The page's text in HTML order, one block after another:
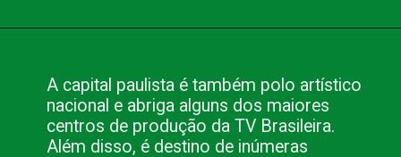
A capital paulista é também polo artístico
nacional e abriga alguns dos maiores
centros de produção da TV Brasileira.
Além disso, é destino de inúmeras